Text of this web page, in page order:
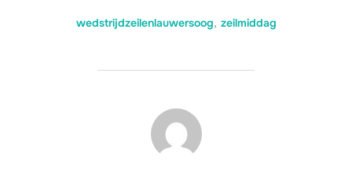
wedstrijdzeilenlauwersoog, zeilmiddag
BERICHTAUTEUR